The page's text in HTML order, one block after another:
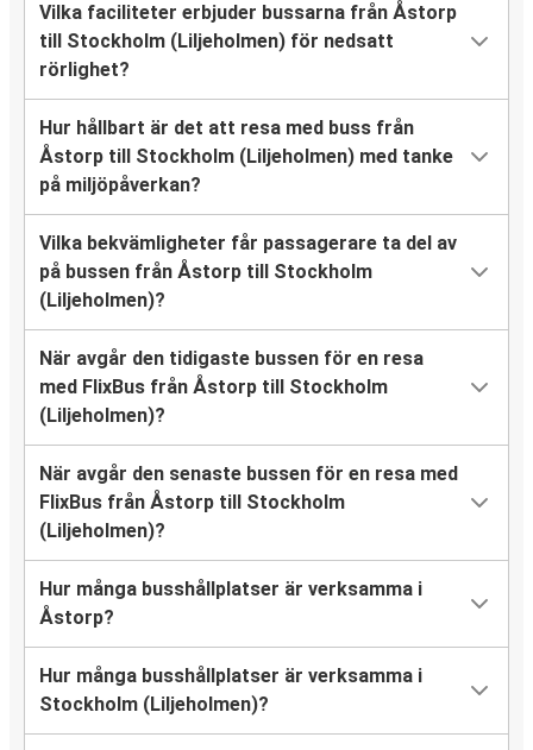
Vilka faciliteter erbjuder bussarna från Åstorp
till Stockholm (Liljeholmen) för nedsatt
rörlighet?
Hur hållbart är det att resa med buss från
Åstorp till Stockholm (Liljeholmen) med tanke
på miljöpåverkan?
Vilka bekvämligheter får passagerare ta del av
på bussen från Åstorp till Stockholm
(Liljeholmen)?
När avgår den tidigaste bussen för en resa
med FlixBus från Åstorp till Stockholm
(Liljeholmen)?
När avgår den senaste bussen för en resa med
FlixBus från Åstorp till Stockholm
(Liljeholmen)?
Hur många busshållplatser är verksamma i
Åstorp?
Hur många busshållplatser är verksamma i
Stockholm (Liljeholmen)?